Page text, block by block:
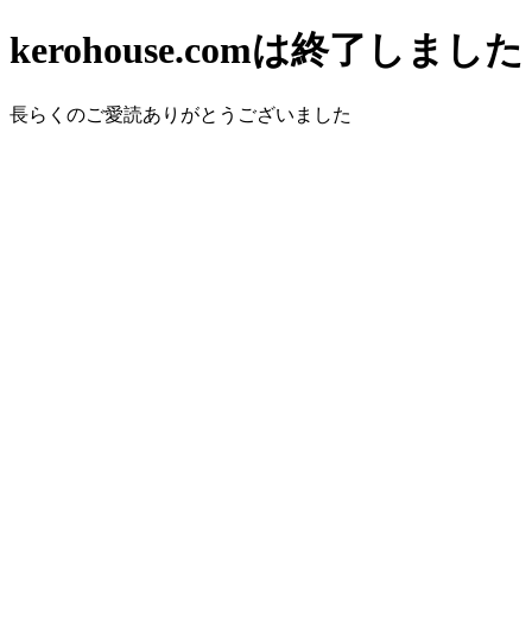
kerohouse.comは終了しました
長らくのご愛読ありがとうございました